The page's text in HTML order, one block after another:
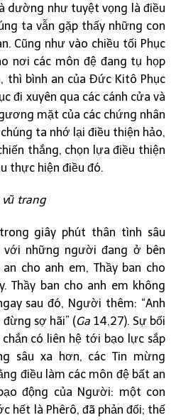
dường như tuyệt vọng là điều
ta vẫn gặp thấy những con
Cũng như vào chiều tối Phục
nơi các môn đệ đang tụ họp
thì bình an của Đức Kitô Phục
đi xuyên qua các cánh cửa và
mặt của các chứng nhân
ta nhớ lại điều thiện hảo,
thắng, chọn lựa điều thiện
thực hiện điều đó.
trang
giây phút thân tình sâu
với những người đang ở bên
cho anh em, Thầy ban cho
Thầy ban cho anh em không
sau đó, Người thêm: “Anh
sợ hãi” (Ga 14,27). Sự bối
có liên hệ tới bạo lực sắp
sâu xa hơn, các Tin mừng
điều làm các môn đệ bất an
động của Người: một con
hết là Phêrô, đã phản đối; thế